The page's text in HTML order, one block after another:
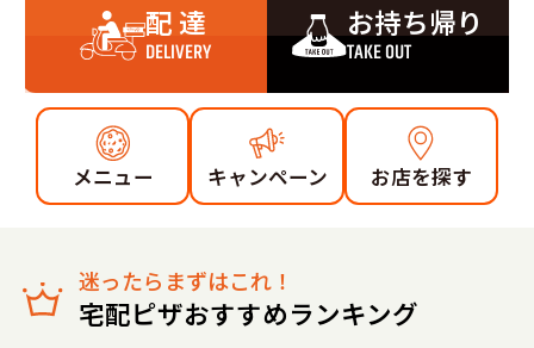
配 達
DELIVERY
お持ち帰り
TAKE OUT
メニュー キャンペーン お店を探す
迷ったらまずはこれ！
宅配ピザおすすめランキング